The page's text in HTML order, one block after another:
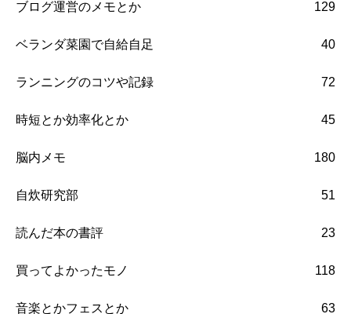
ブログ運営のメモとか 129
ベランダ菜園で自給自足 40
ランニングのコツや記録 72
時短とか効率化とか 45
脳内メモ 180
自炊研究部 51
読んだ本の書評 23
買ってよかったモノ 118
音楽とかフェスとか 63